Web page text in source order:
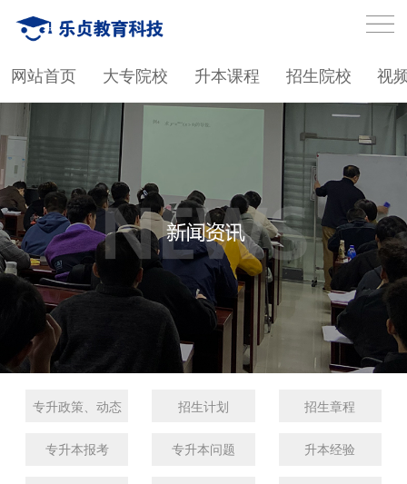
网站首页 大专院校 升本课程 招生院校 视
专升政策、动态 招生计划 招生章程
专升本报考 专升本问题 升本经验